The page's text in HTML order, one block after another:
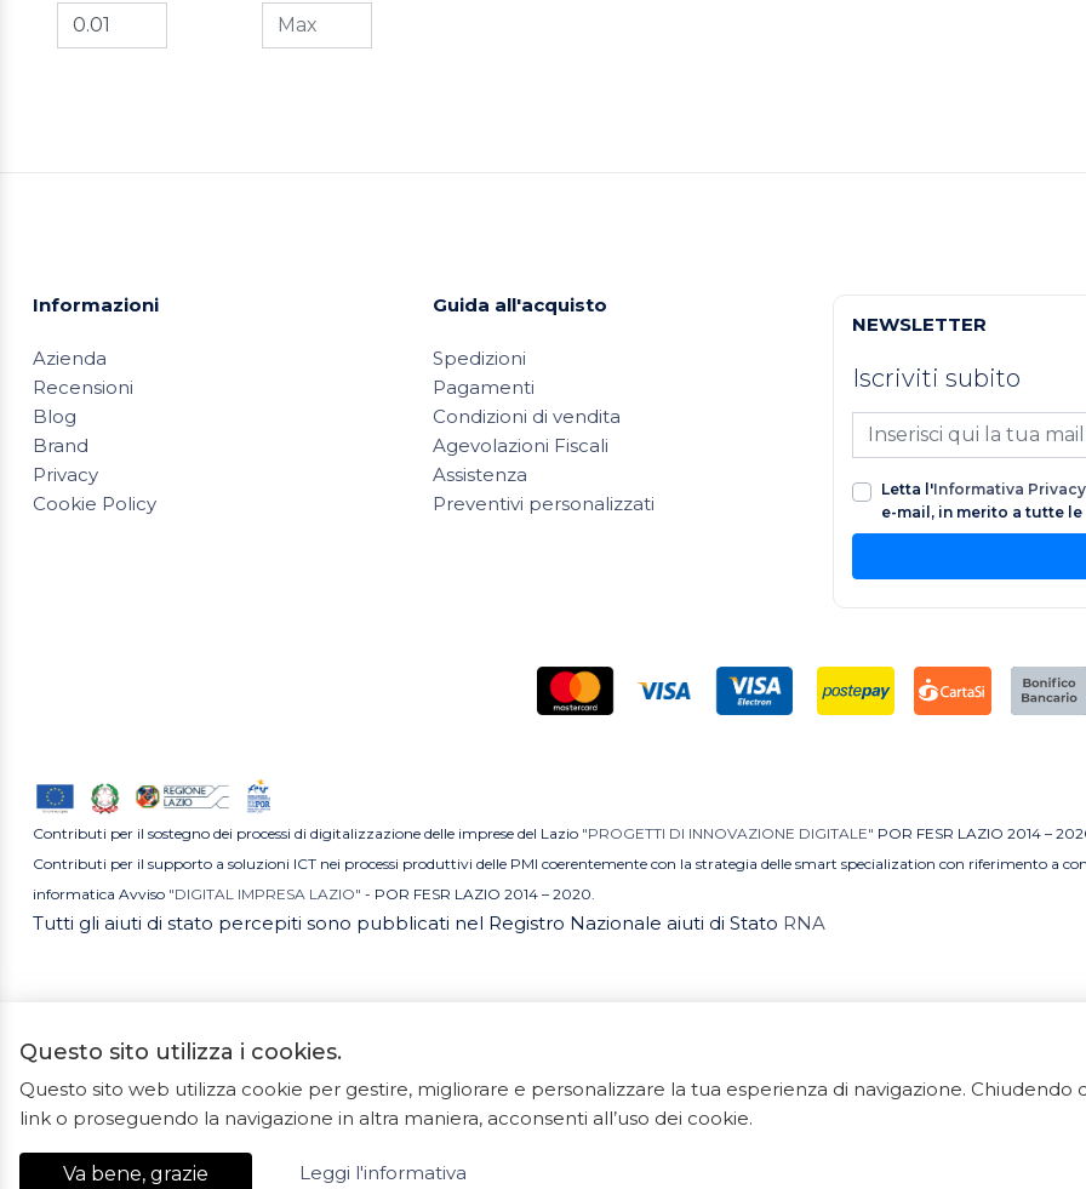
Informazioni
Azienda
Recensioni
Blog
Brand
Privacy
Cookie Policy
Guida all'acquisto
Spedizioni
Pagamenti
Condizioni di vendita
Agevolazioni Fiscali
Assistenza
Preventivi personalizzati
NEWSLETTER
Iscriviti subito
Letta l'Informativa Privacy
e-mail, in merito a tutte
Contributi per il sostegno dei processi di digitalizzazione delle imprese del Lazio "PROGETTI DI INNOVAZIONE DIGITALE" POR FESR LAZIO 2014 –
Contributi per il supporto a soluzioni ICT nei processi produttivi delle PMI coerentemente con la strategia delle smart specialization con riferimento a
informatica Avviso "DIGITAL IMPRESA LAZIO" - POR FESR LAZIO 2014 – 2020.
Tutti gli aiuti di stato percepiti sono pubblicati nel Registro Nazionale aiuti di Stato RNA
2023 © Tutti i diritti riservati. ArredoBagno.shop è un marchio
Questo sito utilizza i cookies.
Questo sito web utilizza cookie per gestire, migliorare e personalizzare la tua esperienza di navigazione.
link o proseguendo la navigazione in altra maniera, acconsenti all’uso dei cookie.
Va bene, grazie Leggi l'informativa